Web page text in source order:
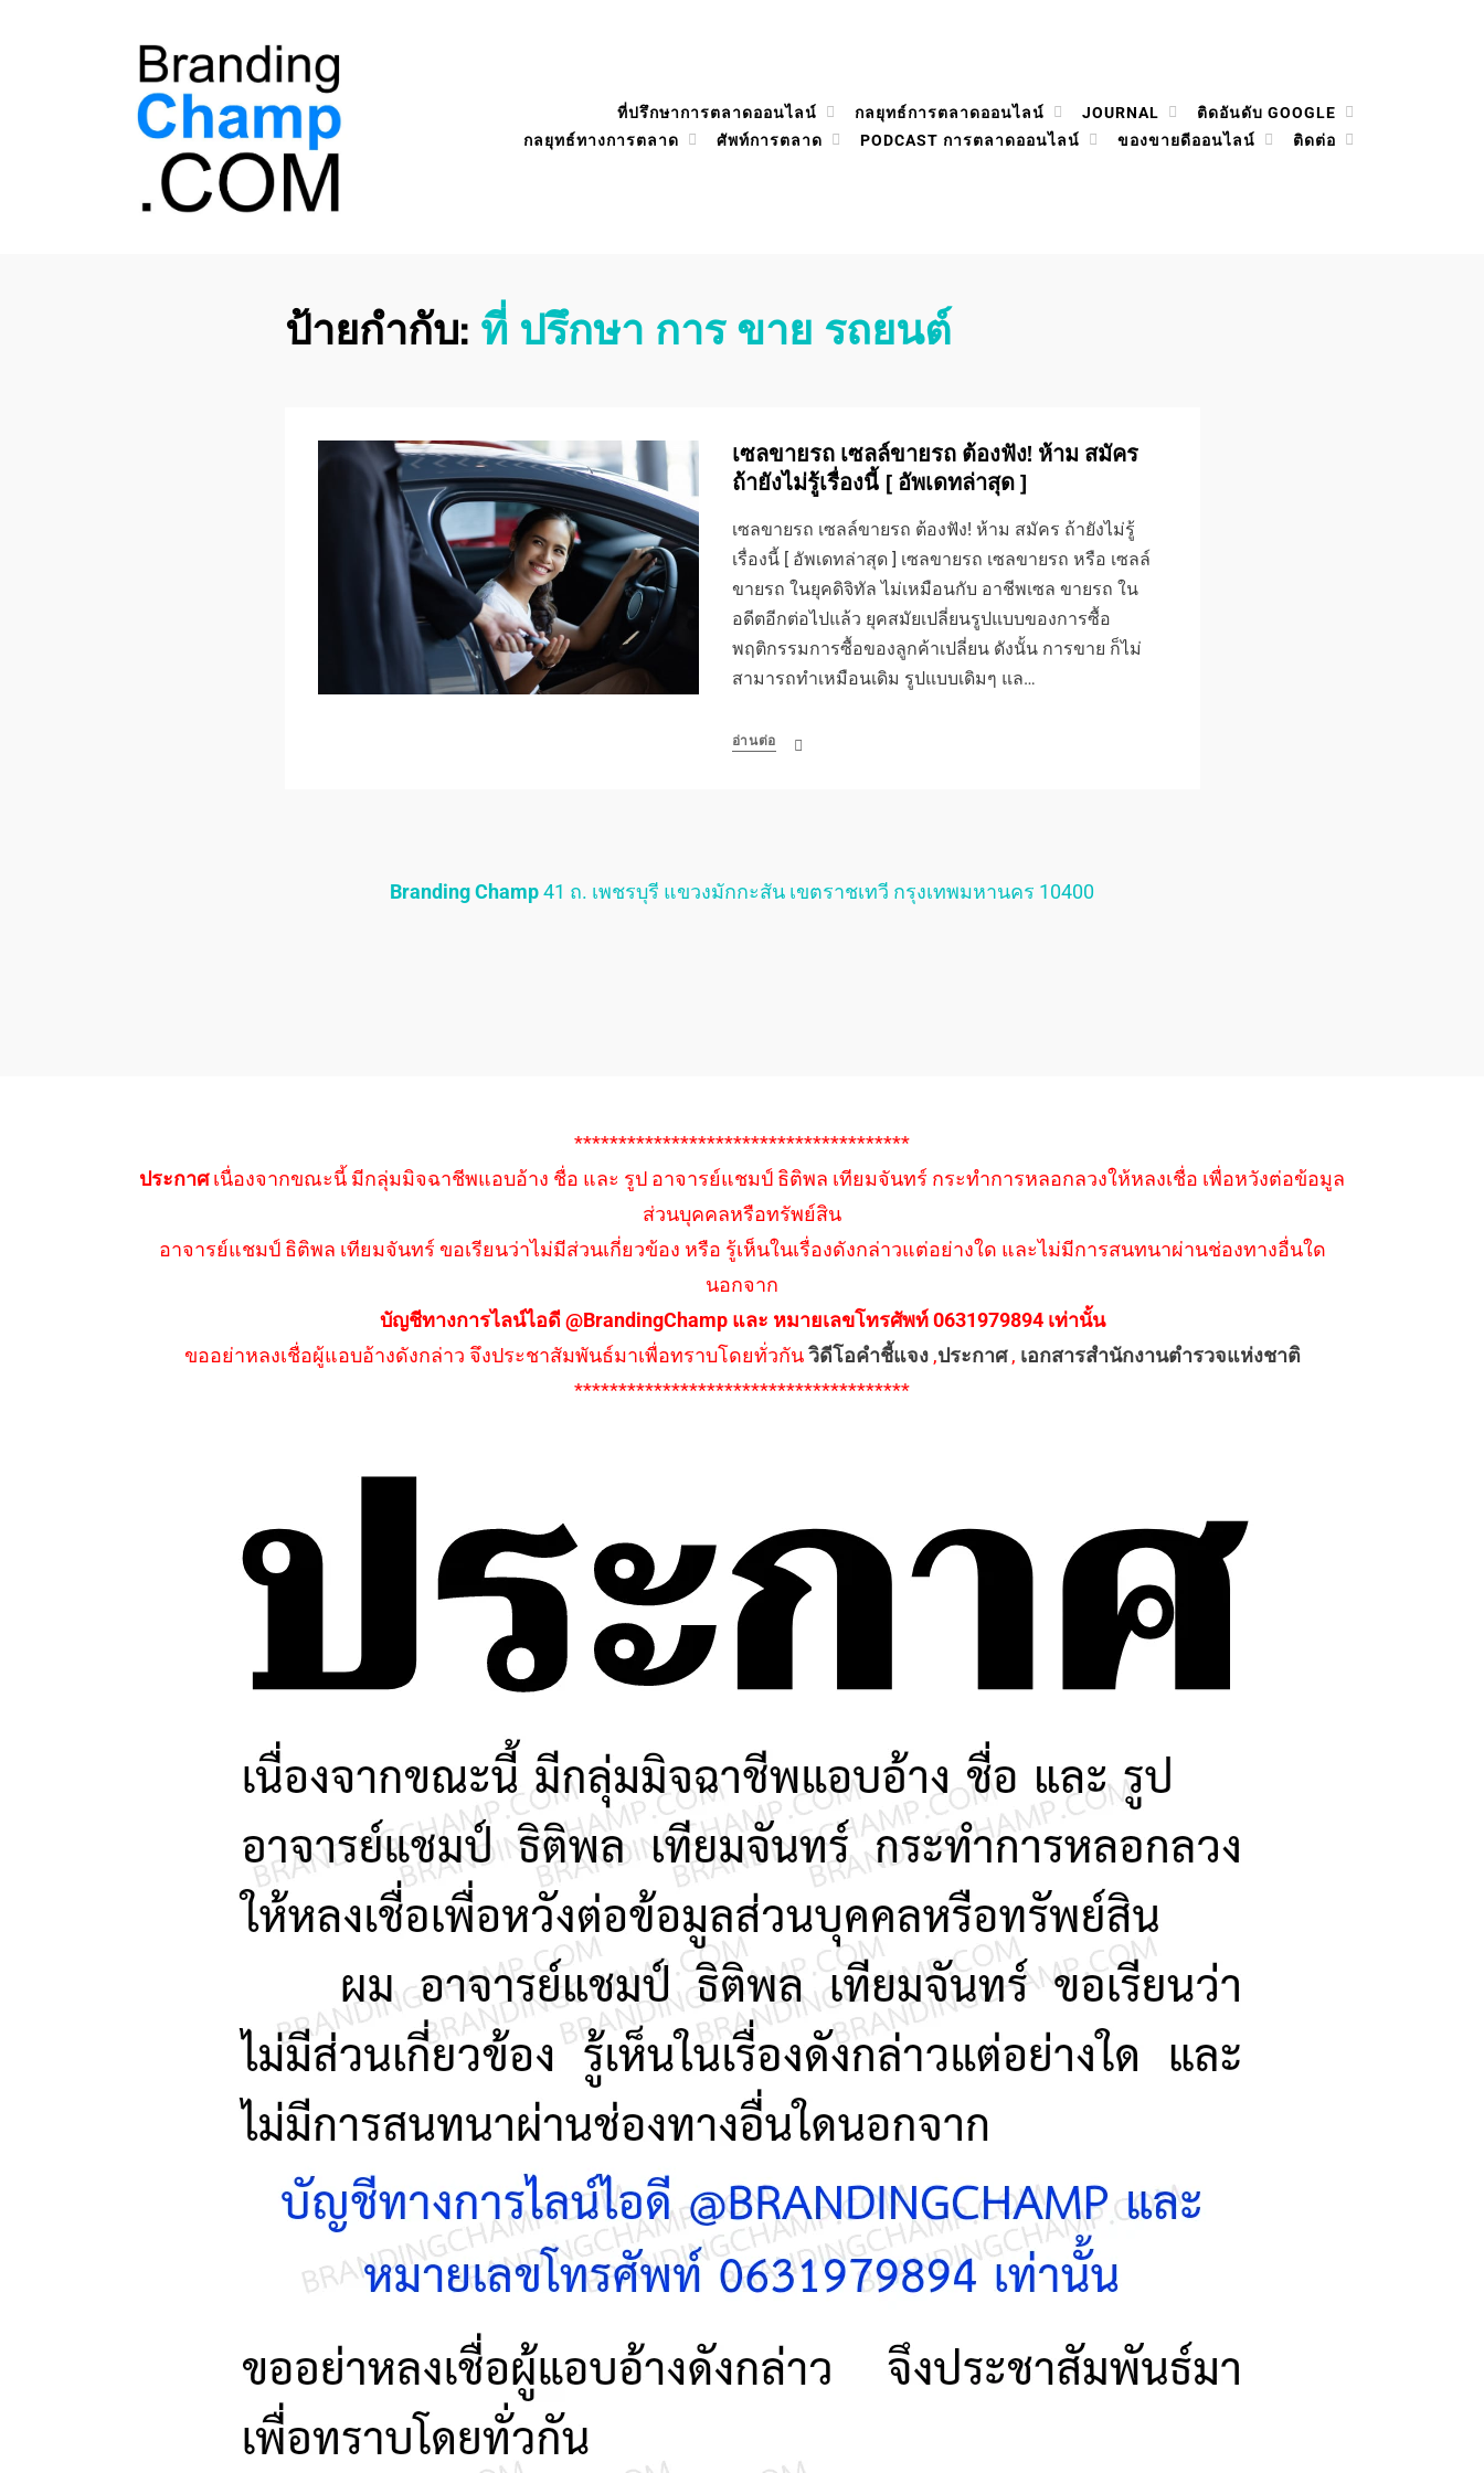
ที่ปรึกษาการตลาดออนไลน์ กลยุทธ์การตลาดออนไลน์ JOURNAL
ติดอันดับ GOOGLE
กลยุทธ์ทางการตลาด
ศัพท์การตลาด PODCAST การตลาดออนไลน์ ของขายดีออนไลน์ ติดต่อ
ป้ายกำกับ: ที่ ปรึกษา การ ขาย รถยนต์
เซลขายรถ เซลล์ขายรถ ต้องฟัง! ห้าม สมัคร
ถ้ายังไม่รู้เรื่องนี้ [ อัพเดทล่าสุด ]
เซลขายรถ เซลล์ขายรถ ต้องฟัง! ห้าม สมัคร ถ้ายังไม่รู้
เรื่องนี้ [ อัพเดทล่าสุด ] เซลขายรถ เซลขายรถ หรือ เซลล์
ขายรถ ในยุคดิจิทัล ไม่เหมือนกับ อาชีพเซล ขายรถ ใน
อดีตอีกต่อไปแล้ว ยุคสมัยเปลี่ยนรูปแบบของการซื้อ
พฤติกรรมการซื้อของลูกค้าเปลี่ยน ดังนั้น การขาย ก็ไม่
สามารถทำเหมือนเดิม รูปแบบเดิมๆ แล…
อ่านต่อ
Branding Champ41 ถ. เพชรบุรี แขวงมักกะสัน เขตราชเทวี กรุงเทพมหานคร 10400
**************************************
ประกาศเนื่องจากขณะนี้ มีกลุ่มมิจฉาชีพแอบอ้าง ชื่อ และ รูป อาจารย์แชมป์ ธิติพล เทียมจันทร์ กระทำการหลอกลวงให้หลงเชื่อ เพื่อหวังต่อข้อมูล
ส่วนบุคคลหรือทรัพย์สิน
อาจารย์แชมป์ ธิติพล เทียมจันทร์ ขอเรียนว่าไม่มีส่วนเกี่ยวข้อง หรือ รู้เห็นในเรื่องดังกล่าวแต่อย่างใด และไม่มีการสนทนาผ่านช่องทางอื่นใด
นอกจาก
บัญชีทางการไลน์ไอดี @BrandingChamp และ หมายเลขโทรศัพท์ 0631979894 เท่านั้น
ขออย่าหลงเชื่อผู้แอบอ้างดังกล่าว จึงประชาสัมพันธ์มาเพื่อทราบโดยทั่วกันวิดีโอคำชี้แจง,ประกาศ, เอกสารสำนักงานตำรวจแห่งชาติ
**************************************